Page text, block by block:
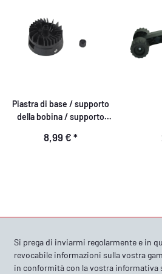
Piastra di base / supporto
della bobina / supporto
8,99 € *
Si prega di inviarmi regolarmente e in
revocabile informazioni sulla vostra
in conformità con la vostra informativa